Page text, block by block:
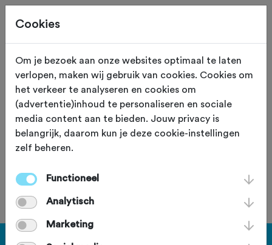
118,1 KM Etten_Leur (Noord Brabant)
Hoekse Waard
Je bent geen lid van deze club.
Cookies
Om je bezoek aan onze websites optimaal te laten
verlopen, maken wij gebruik van cookies. Cookies om
het verkeer te analyseren en cookies om
(advertentie)inhoud te personaliseren en sociale
media content aan te bieden. Jouw privacy is
belangrijk, daarom kun je deze cookie-instellingen
zelf beheren.
Functioneel
Analytisch
Marketing